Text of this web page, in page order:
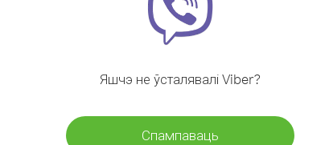
Яшчэ не ўсталявалі Viber?
Спампаваць